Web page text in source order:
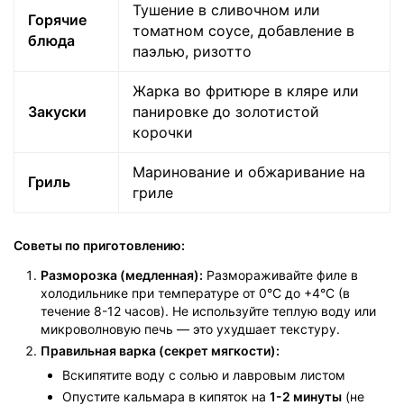
Горячие
блюда
Тушение в сливочном или
томатном соусе, добавление в
паэлью, ризотто
Закуски
Жарка во фритюре в кляре или
панировке до золотистой
корочки
Гриль
Маринование и обжаривание на
гриле
Советы по приготовлению:
Разморозка (медленная): Размораживайте филе в
холодильнике при температуре от 0°C до +4°C (в
течение 8-12 часов). Не используйте теплую воду или
микроволновую печь — это ухудшает текстуру.
Правильная варка (секрет мягкости):
Вскипятите воду с солью и лавровым листом
Опустите кальмара в кипяток на 1-2 минуты (не